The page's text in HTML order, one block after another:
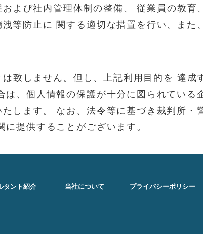
よび社内管理体制の整備、 従業員の教育
等防止に 関する適切な措置を行い、また
致しません。但し、上記利用目的を 達成
、個人情報の保護が十分に図られている
します。 なお、法令等に基づき裁判所・
提供することがございます。
タント紹介 当社について プライバシーポリシー